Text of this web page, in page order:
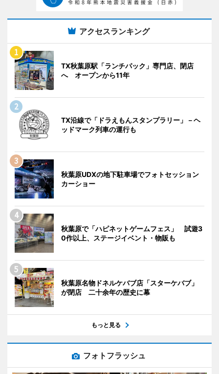
アクセスランキング
TX秋葉原駅「ランチパック」専門店、閉店
へ オープンから11年
TX沿線で「ドラえもんスタンプラリー」－ヘ
ッドマーク列車の運行も
秋葉原UDXの地下駐車場でフォトセッション
カーショー
秋葉原で「ハピネットゲームフェス」 試遊3
0作以上、ステージイベント・物販も
秋葉原名物ドネルケバブ店「スターケバブ」
が閉店 二十余年の歴史に幕
もっと見る
フォトフラッシュ